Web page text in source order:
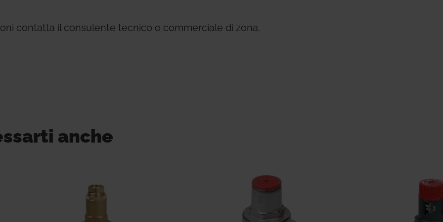
contatta il consulente tecnico o commerciale di zona.
anche